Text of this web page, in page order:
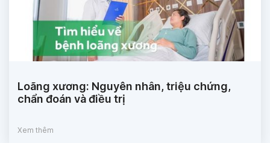
Loãng xương: Nguyên nhân, triệu chứng,
chẩn đoán và điều trị
Xem thêm